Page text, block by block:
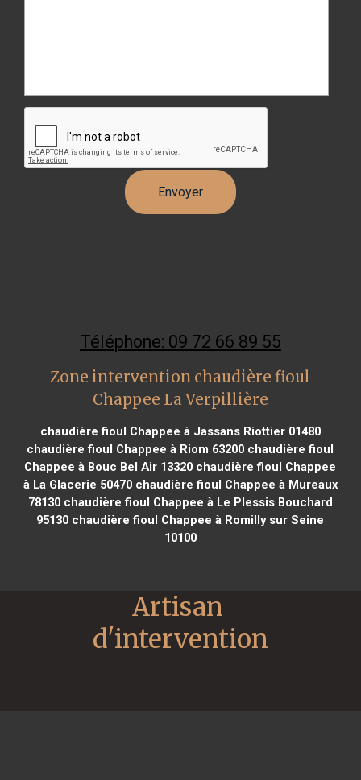
Téléphone: 09 72 66 89 55
Zone intervention chaudière fioul
Chappee La Verpillière
chaudière fioul Chappee à Jassans Riottier 01480
chaudière fioul Chappee à Riom 63200 chaudière fioul
Chappee à Bouc Bel Air 13320 chaudière fioul Chappee
à La Glacerie 50470chaudière fioul Chappee à Mureaux
78130chaudière fioul Chappee à Le Plessis Bouchard
95130 chaudière fioul Chappee à Romilly sur Seine
10100
Artisan
d'intervention